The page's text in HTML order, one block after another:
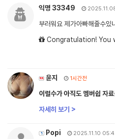
익명 33349
부러워요 제가아빠해줄수있
Congratulation! You
윤지 1시간전
이럴수가 아직도 멤버쉽 자
자세히 보기 >
Popi 2025.11.10